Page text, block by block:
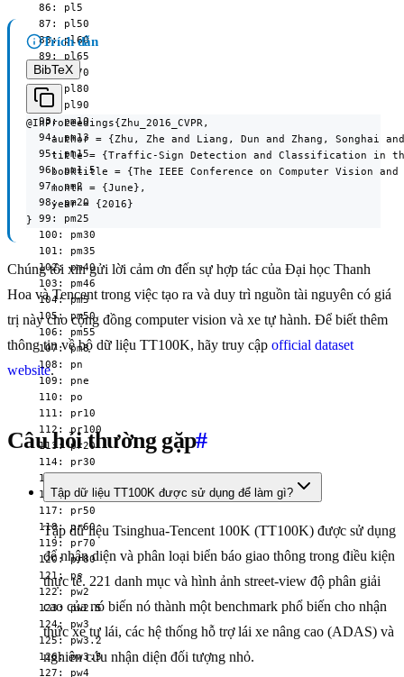
  86: pl5
  87: pl50
  88: pl60
  89: pl65
  90: pl70
  91: pl80
  92: pl90
  93: pm10
  94: pm13
  95: pm15
  96: pm1.5
  97: pm2
  98: pm20
  99: pm25
  100: pm30
  101: pm35
  102: pm40
  103: pm46
  104: pm5
  105: pm50
  106: pm55
  107: pm8
  108: pn
  109: pne
  110: po
  111: pr10
  112: pr100
  113: pr20
  114: pr30
  115: pr40
  116: pr45
  117: pr50
  118: pr60
  119: pr70
  120: pr80
  121: ps
  122: pw2
  123: pw2.5
  124: pw3
  125: pw3.2
  126: pw3.5
  127: pw4
Trích dẫn
BibTeX
@InProceedings{Zhu_2016_CVPR,
author = {Zhu, Zhe and Liang, Dun and Zhang, Songhai
title = {Traffic-Sign Detection and Classification in
booktitle = {The IEEE Conference on Computer Vision
    month = {June},
    year = {2016}
}
Chúng tôi xin gửi lời cảm ơn đến sự hợp tác của Đại học Thanh
Hoa và Tencent trong việc tạo ra và duy trì nguồn tài nguyên có giá
trị này cho cộng đồng computer vision và xe tự hành. Để biết thêm
thông tin về bộ dữ liệu TT100K, hãy truy cập official dataset
website.
Câu hỏi thường gặp#
Tập dữ liệu TT100K được sử dụng để làm gì?
Tập dữ liệu Tsinghua-Tencent 100K (TT100K) được sử dụng
để nhận diện và phân loại biển báo giao thông trong điều kiện
thực tế. 221 danh mục và hình ảnh street-view độ phân giải
cao của nó biến nó thành một benchmark phổ biến cho nhận
thức xe tự lái, các hệ thống hỗ trợ lái xe nâng cao (ADAS) và
nghiên cứu nhận diện đối tượng nhỏ.